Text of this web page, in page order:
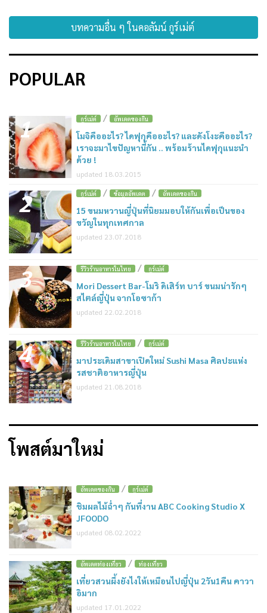
บทความอื่น ๆ ในคอลัมน์ กูร์เม่ต์
POPULAR
1 กูร์เม่ต์ / อัพเดตของกิน
โมจิคืออะไร? ไดฟุกุคืออะไร? และดังโงะคืออะไร?
เราจะมาไขปัญหานี้กัน .. พร้อมร้านไดฟุกุแนะนำ
ด้วย !
updated 18.03.2015
2 กูร์เม่ต์ / ข้อมูลอัพเดต / อัพเดตของกิน
15 ขนมหวานญี่ปุ่นที่นิยมมอบให้กันเพื่อเป็นของ
ขวัญในทุกเทศกาล
updated 23.07.2018
3 รีวิวร้านอาหารในไทย / กูร์เม่ต์
Mori Dessert Bar-โมริ ดิเสิร์ท บาร์ ขนมน่ารักๆ
สไตล์ญี่ปุ่น จากโอซาก้า
updated 22.02.2018
4 รีวิวร้านอาหารในไทย / กูร์เม่ต์
มาประเดิมสาขาเปิดใหม่ Sushi Masa ศิลปะแห่ง
รสชาติอาหารญี่ปุ่น
updated 21.08.2018
โพสต์มาใหม่
อัพเดตของกิน / กูร์เม่ต์
ชิมผลไม้ฉ่ำๆ กันที่งาน ABC Cooking Studio X
JFOODO
updated 08.02.2022
อัพเดตท่องเที่ยว / ท่องเที่ยว
เที่ยวสวนผึ้งยังไงให้เหมือนไปญี่ปุ่น 2วัน1คืน คาวา
อิมาก
updated 17.01.2022